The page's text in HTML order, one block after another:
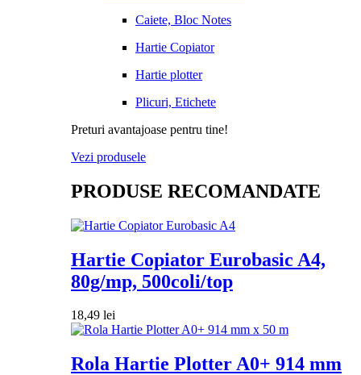
Caiete, Bloc Notes
Hartie Copiator
Hartie plotter
Plicuri, Etichete
Preturi avantajoase pentru tine!
Vezi produsele
PRODUSE RECOMANDATE
Hartie Copiator Eurobasic A4,
80g/mp, 500coli/top
18,49 lei
Rola Hartie Plotter A0+ 914 mm